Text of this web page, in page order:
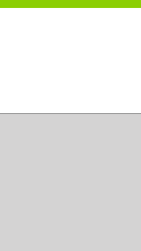
Direkt zum Inhalt